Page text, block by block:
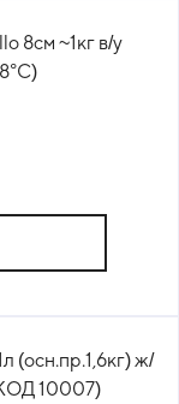
8см ~1кг в/у
(осн.пр.1,6кг) ж/
10007)